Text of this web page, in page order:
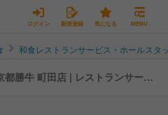
ログイン 新規登録 気になる MENU
和食レストランサービス・ホールスタ
都勝牛 町田店 | レストランサービ